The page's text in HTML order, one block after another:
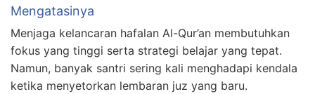
Mengatasinya
Menjaga kelancaran hafalan Al-Qur’an membutuhkan
fokus yang tinggi serta strategi belajar yang tepat.
Namun, banyak santri sering kali menghadapi kendala
ketika menyetorkan lembaran juz yang baru.